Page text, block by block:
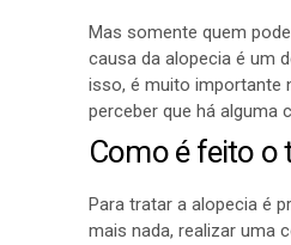
Mas somente quem
causa da alopecia é um
isso, é muito importante
perceber que há alguma
Como é feito o
Para tratar a alopecia é
mais nada, realizar uma